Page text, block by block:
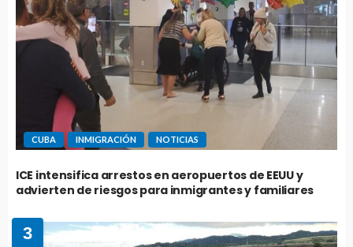
CUBA INMIGRACIÓN NOTICIAS
ICE intensifica arrestos en aeropuertos de EEUU y
advierten de riesgos para inmigrantes y familiares
3